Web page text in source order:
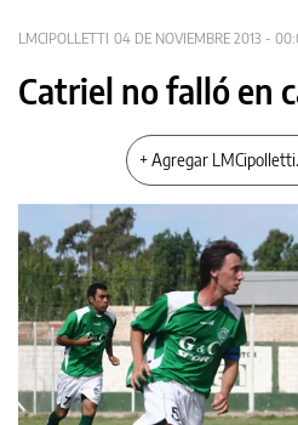
LMCIPOLLETTI 04 DE NOVIEMBRE 2013 -
Catriel no falló en
+ Agregar